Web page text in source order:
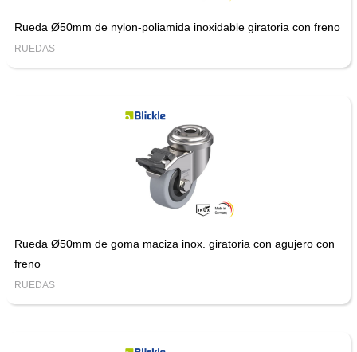
Rueda Ø50mm de nylon-poliamida inoxidable giratoria con freno
RUEDAS
Rueda Ø50mm de goma maciza inox. giratoria con agujero con
freno
RUEDAS